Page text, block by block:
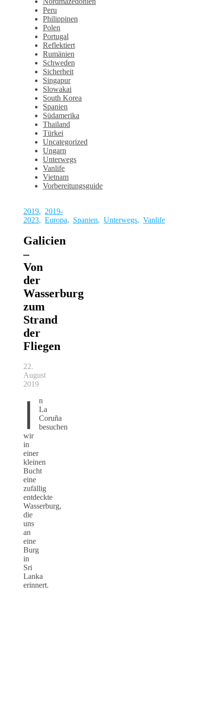
Peru
Philippinen
Polen
Portugal
Reflektiert
Rumänien
Schweden
Sicherheit
Singapur
Slowakai
South Korea
Spanien
Südamerika
Thailand
Türkei
Uncategorized
Ungarn
Unterwegs
Vanlife
Vietnam
Vorbereitungsguide
2019, 2019-
2023, Europa, Spanien, Unterwegs, Vanlife
Galicien
–
Von
der
Wasserburg
zum
Strand
der
Fliegen
22.
August
2019
I
n
La
Coruña
besuchen
wir
in
einer
kleinen
Bucht
eine
zufällig
entdeckte
Wasserburg,
die
uns
an
eine
Burg
in
Sri
Lanka
erinnert.